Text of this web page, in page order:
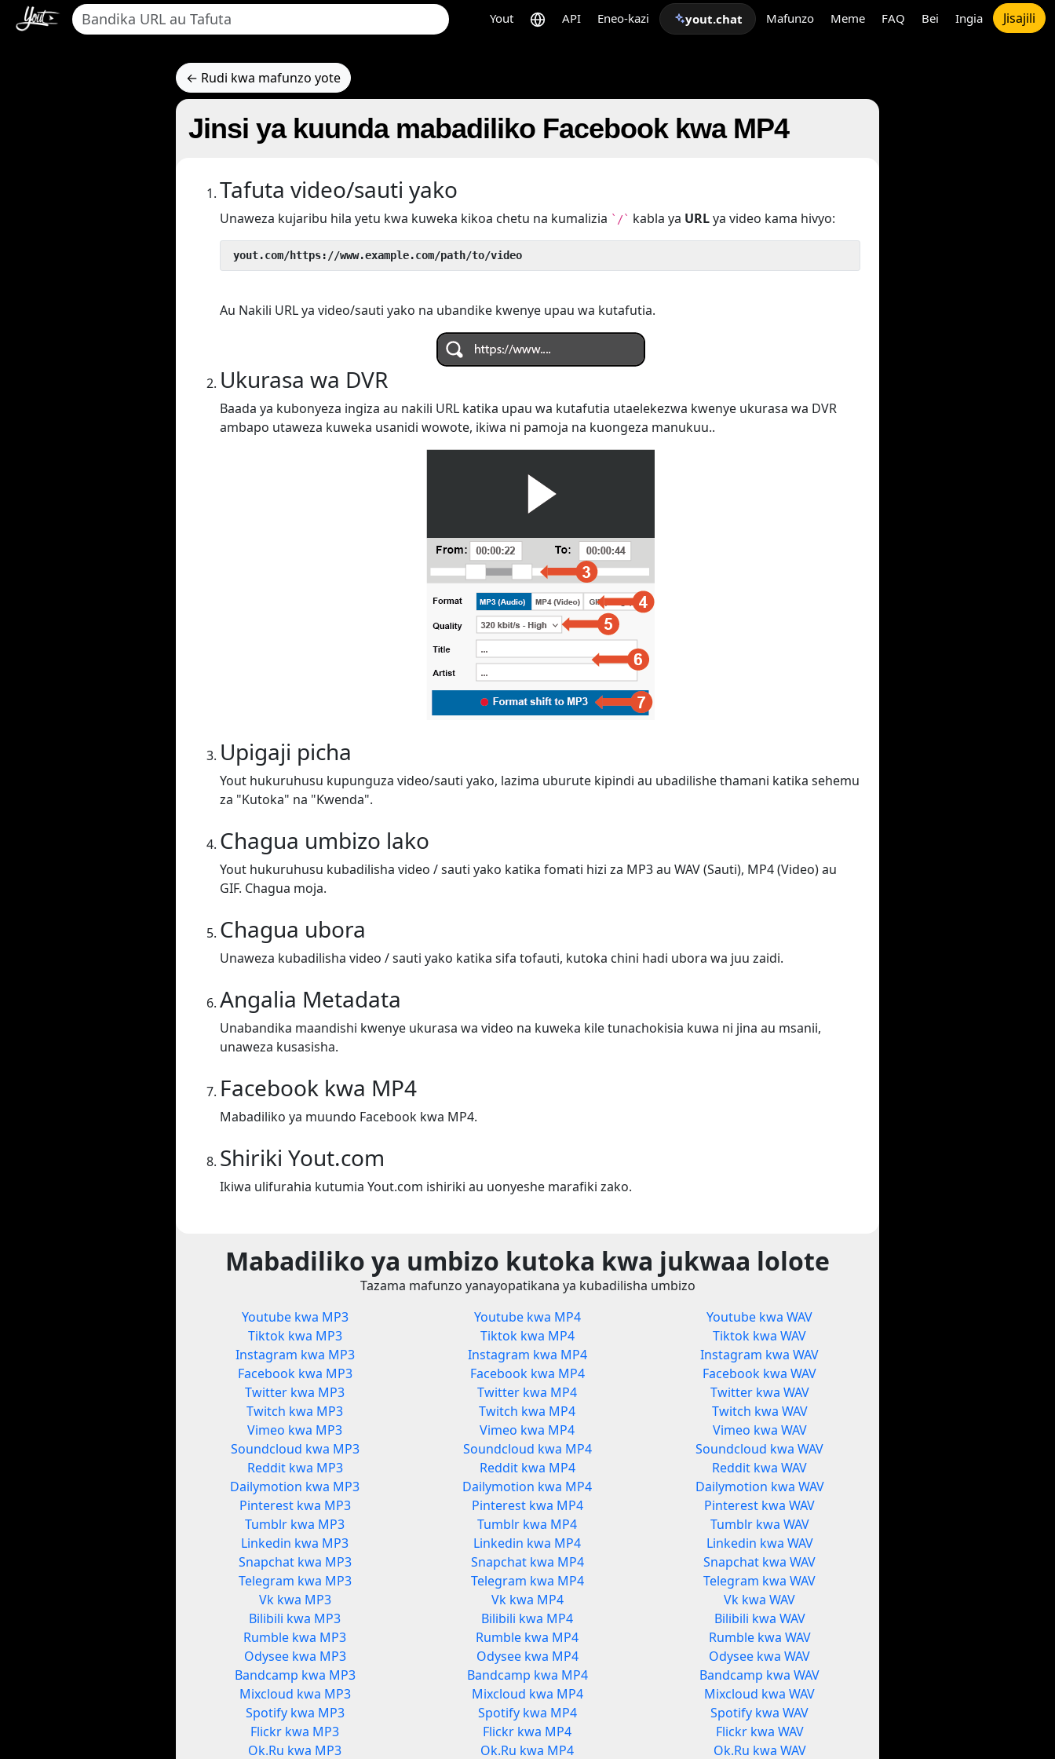
Yout API Eneo-kazi yout.chat Mafunzo Meme FAQ Bei Ingia Jisajili
← Rudi kwa mafunzo yote
Jinsi ya kuunda mabadiliko Facebook kwa MP4
Tafuta video/sauti yako
Unaweza kujaribu hila yetu kwa kuweka kikoa chetu na kumalizia `/` kabla ya URLya video kama hivyo:
yout.com/https://www.example.com/path/to/video
Au Nakili URL ya video/sauti yako na ubandike kwenye upau wa kutafutia.
Ukurasa wa DVR
Baada ya kubonyeza ingiza au nakili URL katika upau wa kutafutia utaelekezwa kwenye ukurasa wa DVR
ambapo utaweza kuweka usanidi wowote, ikiwa ni pamoja na kuongeza manukuu..
Upigaji picha
Yout hukuruhusu kupunguza video/sauti yako, lazima uburute kipindi au ubadilishe thamani katika sehemu
za "Kutoka" na "Kwenda".
Chagua umbizo lako
Yout hukuruhusu kubadilisha video / sauti yako katika fomati hizi za MP3 au WAV (Sauti), MP4 (Video) au
GIF. Chagua moja.
Chagua ubora
Unaweza kubadilisha video / sauti yako katika sifa tofauti, kutoka chini hadi ubora wa juu zaidi.
Angalia Metadata
Unabandika maandishi kwenye ukurasa wa video na kuweka kile tunachokisia kuwa ni jina au msanii,
unaweza kusasisha.
Facebook kwa MP4
Mabadiliko ya muundo Facebook kwa MP4.
Shiriki Yout.com
Ikiwa ulifurahia kutumia Yout.com ishiriki au uonyeshe marafiki zako.
Mabadiliko ya umbizo kutoka kwa jukwaa lolote
Tazama mafunzo yanayopatikana ya kubadilisha umbizo
Youtube kwa MP3
Tiktok kwa MP3
Instagram kwa MP3
Facebook kwa MP3
Twitter kwa MP3
Twitch kwa MP3
Vimeo kwa MP3
Soundcloud kwa MP3
Reddit kwa MP3
Dailymotion kwa MP3
Pinterest kwa MP3
Tumblr kwa MP3
Linkedin kwa MP3
Snapchat kwa MP3
Telegram kwa MP3
Vk kwa MP3
Bilibili kwa MP3
Rumble kwa MP3
Odysee kwa MP3
Bandcamp kwa MP3
Mixcloud kwa MP3
Spotify kwa MP3
Flickr kwa MP3
Ok.Ru kwa MP3
Youtube kwa MP4
Tiktok kwa MP4
Instagram kwa MP4
Facebook kwa MP4
Twitter kwa MP4
Twitch kwa MP4
Vimeo kwa MP4
Soundcloud kwa MP4
Reddit kwa MP4
Dailymotion kwa MP4
Pinterest kwa MP4
Tumblr kwa MP4
Linkedin kwa MP4
Snapchat kwa MP4
Telegram kwa MP4
Vk kwa MP4
Bilibili kwa MP4
Rumble kwa MP4
Odysee kwa MP4
Bandcamp kwa MP4
Mixcloud kwa MP4
Spotify kwa MP4
Flickr kwa MP4
Ok.Ru kwa MP4
Youtube kwa WAV
Tiktok kwa WAV
Instagram kwa WAV
Facebook kwa WAV
Twitter kwa WAV
Twitch kwa WAV
Vimeo kwa WAV
Soundcloud kwa WAV
Reddit kwa WAV
Dailymotion kwa WAV
Pinterest kwa WAV
Tumblr kwa WAV
Linkedin kwa WAV
Snapchat kwa WAV
Telegram kwa WAV
Vk kwa WAV
Bilibili kwa WAV
Rumble kwa WAV
Odysee kwa WAV
Bandcamp kwa WAV
Mixcloud kwa WAV
Spotify kwa WAV
Flickr kwa WAV
Ok.Ru kwa WAV